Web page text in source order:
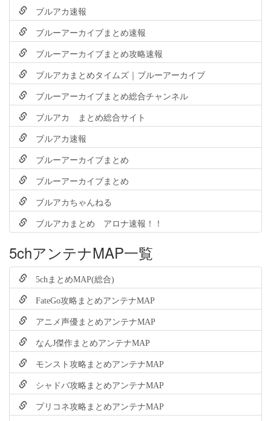
ブルアカ速報
ブルーアーカイブまとめ速報
ブルーアーカイブまとめ攻略速報
ブルアカまとめタイムズ｜ブルーアーカイブ
ブルーアーカイブまとめ総合チャンネル
ブルアカ まとめ総合サイト
ブルアカ速報
ブルーアーカイブまとめ
ブルーアーカイブまとめ
ブルアカちゃんねる
ブルアカまとめ アロナ速報！！
5chアンテナMAP一覧
5chまとめMAP(総合)
FateGo攻略まとめアンテナMAP
アニメ声優まとめアンテナMAP
なんJ傑作まとめアンテナMAP
モンスト攻略まとめアンテナMAP
シャドバ攻略まとめアンテナMAP
プリコネ攻略まとめアンテナMAP